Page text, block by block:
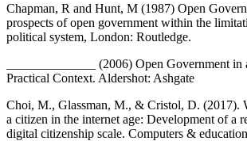
Chapman, R and Hunt, M (1987) Open
prospects of open government within the
political system, London: Routledge.
______________ (2006) Open Government in
Practical Context. Aldershot: Ashgate
Choi, M., Glassman, M., & Cristol, D. (2017).
a citizen in the internet age: Development of a
digital citizenship scale. Computers &